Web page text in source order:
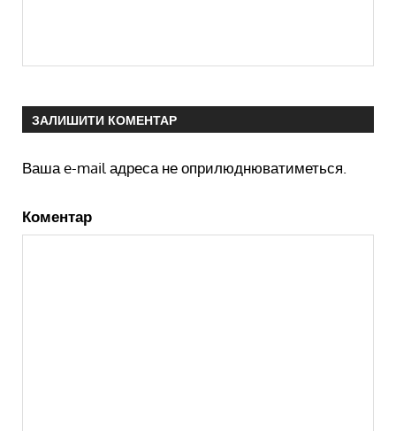
ЗАЛИШИТИ КОМЕНТАР
Ваша e-mail адреса не оприлюднюватиметься.
Коментар